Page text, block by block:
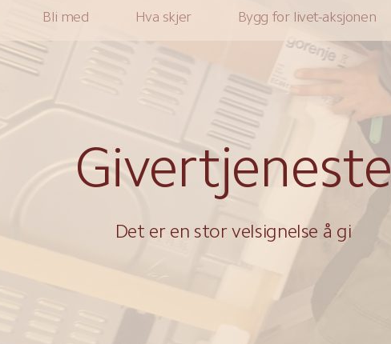
Bli med Hva skjer Bygg for livet-aksjonen
Givertjeneste
Det er en stor velsignelse å gi